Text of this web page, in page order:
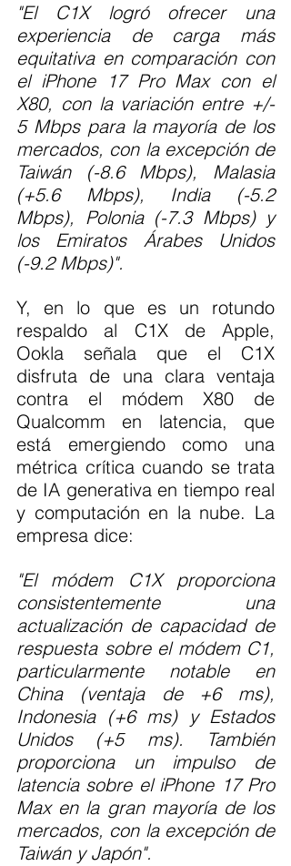
"El C1X logró ofrecer una
experiencia de carga más
equitativa en comparación con
el iPhone 17 Pro Max con el
X80, con la variación entre +/-
5 Mbps para la mayoría de los
mercados, con la excepción de
Taiwán (-8.6 Mbps), Malasia
(+5.6 Mbps), India (-5.2
Mbps), Polonia (-7.3 Mbps) y
los Emiratos Árabes Unidos
(-9.2 Mbps)".
Y, en lo que es un rotundo
respaldo al C1X de Apple,
Ookla señala que el C1X
disfruta de una clara ventaja
contra el módem X80 de
Qualcomm en latencia, que
está emergiendo como una
métrica crítica cuando se trata
de IA generativa en tiempo real
y computación en la nube. La
empresa dice:
"El módem C1X proporciona
consistentemente una
actualización de capacidad de
respuesta sobre el módem C1,
particularmente notable en
China (ventaja de +6 ms),
Indonesia (+6 ms) y Estados
Unidos (+5 ms). También
proporciona un impulso de
latencia sobre el iPhone 17 Pro
Max en la gran mayoría de los
mercados, con la excepción de
Taiwán y Japón".